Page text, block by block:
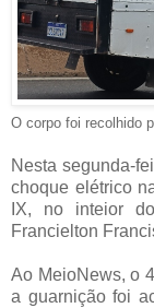
O corpo foi recolhido
Nesta segunda-
choque elétrico
IX, no inteior
Francielton
Ao MeioNews, o
a guarnição foi